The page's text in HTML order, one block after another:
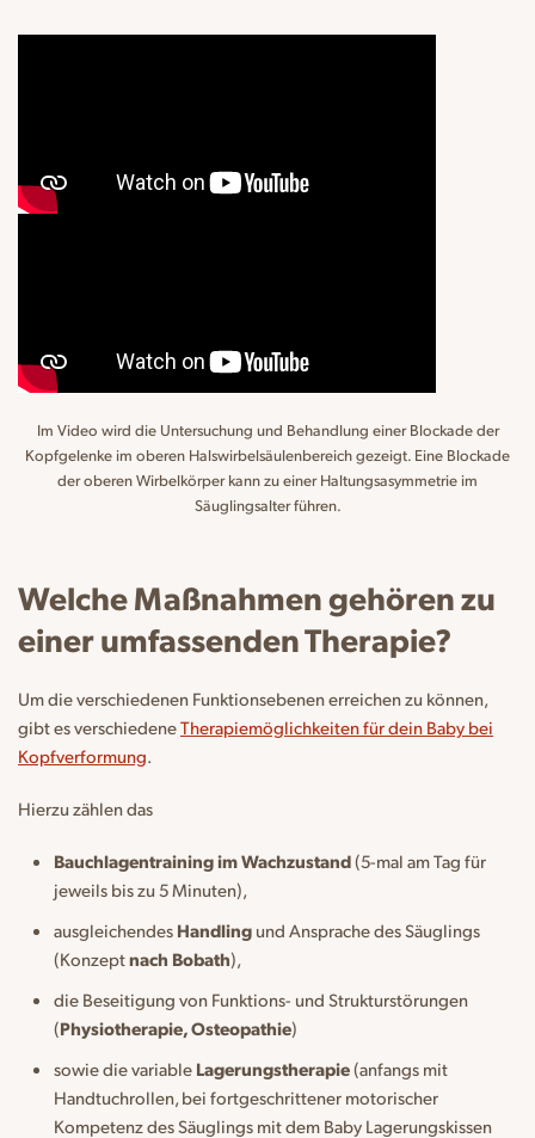
Im Video wird die Untersuchung und Behandlung einer Blockade der
Kopfgelenke im oberen Halswirbelsäulenbereich gezeigt. Eine Blockade
der oberen Wirbelkörper kann zu einer Haltungsasymmetrie im
Säuglingsalter führen.
Welche Maßnahmen gehören zu
einer umfassenden Therapie?
Um die verschiedenen Funktionsebenen erreichen zu können,
gibt es verschiedeneTherapiemöglichkeiten für dein Baby bei
Kopfverformung
Hierzu zählen das
Bauchlagentraining im Wachzustand(5-mal am Tag für
jeweils bis zu 5 Minuten),
ausgleichendes Handling und Ansprache des Säuglings
(Konzeptnach Bobath),
die Beseitigung von Funktions- und Strukturstörungen
(Physiotherapie, Osteopathie)
sowie die variable Lagerungstherapie(anfangs mit
Handtuchrollen, bei fortgeschrittener motorischer
Kompetenz des Säuglings mit dem Baby Lagerungskissen